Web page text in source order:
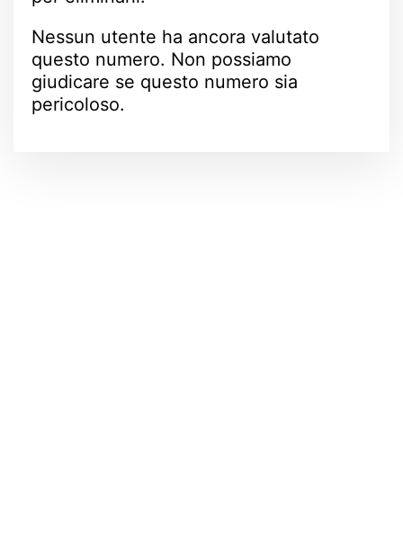
Nessun utente ha ancora valutato
questo numero. Non possiamo
giudicare se questo numero sia
pericoloso.